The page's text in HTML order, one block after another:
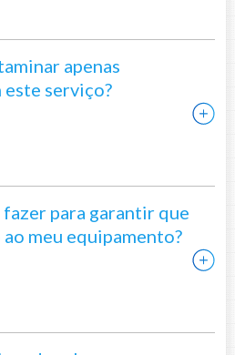
apenas
serviço?
para garantir que
meu equipamento?